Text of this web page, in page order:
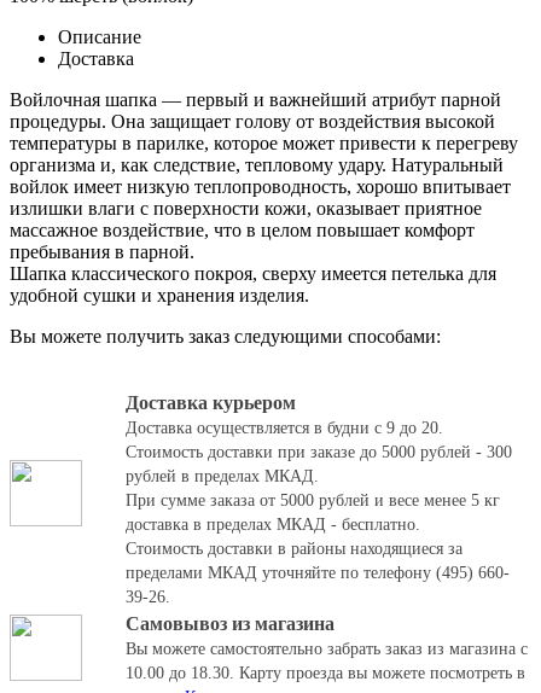
Описание
Доставка
Войлочная шапка — первый и важнейший атрибут парной
процедуры. Она защищает голову от воздействия высокой
температуры в парилке, которое может привести к перегреву
организма и, как следствие, тепловому удару. Натуральный
войлок имеет низкую теплопроводность, хорошо впитывает
излишки влаги с поверхности кожи, оказывает приятное
массажное воздействие, что в целом повышает комфорт
пребывания в парной.
Шапка классического покроя, сверху имеется петелька для
удобной сушки и хранения изделия.
Вы можете получить заказ следующими способами:
Доставка курьером
Доставка осуществляется в будни с 9 до 20.
Стоимость доставки при заказе до 5000 рублей - 300
рублей в пределах МКАД.
При сумме заказа от 5000 рублей и весе менее 5 кг
доставка в пределах МКАД - бесплатно.
Стоимость доставки в районы находящиеся за
пределами МКАД уточняйте по телефону (495) 660-
39-26.
Самовывоз из магазина
Вы можете самостоятельно забрать заказ из магазина с
10.00 до 18.30. Карту проезда вы можете посмотреть в